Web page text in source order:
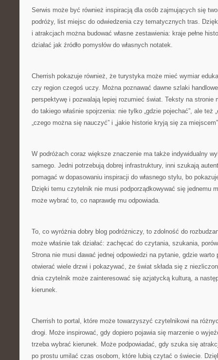
Serwis może być również inspiracją dla osób zajmujących się
podróży, list miejsc do odwiedzenia czy tematycznych tras.
i atrakcjach można budować własne zestawienia: kraje pełne
działać jak źródło pomysłów do własnych notatek.
Cherrish pokazuje również, że turystyka może mieć wymiar
czy region czegoś uczy. Można poznawać dawne szlaki
perspektywę i pozwalają lepiej rozumieć świat. Teksty na stronie
do takiego właśnie spojrzenia: nie tylko „gdzie pojechać”, ale też
„czego można się nauczyć” i „jakie historie kryją się za
W podróżach coraz większe znaczenie ma także indywidualny
samego. Jedni potrzebują dobrej infrastruktury, inni szukają
pomagać w dopasowaniu inspiracji do własnego stylu, bo
Dzięki temu czytelnik nie musi podporządkowywać się jednemu
może wybrać to, co naprawdę mu odpowiada.
To, co wyróżnia dobry blog podróżniczy, to zdolność do
może właśnie tak działać: zachęcać do czytania, szukania,
Strona nie musi dawać jednej odpowiedzi na pytanie, gdzie warto
otwierać wiele drzwi i pokazywać, że świat składa się z
dnia czytelnik może zainteresować się azjatycką kulturą, a
kierunek.
Cherrish to portal, które może towarzyszyć czytelnikowi na
drogi. Może inspirować, gdy dopiero pojawia się marzenie o
trzeba wybrać kierunek. Może podpowiadać, gdy szuka się
po prostu umilać czas osobom, które lubią czytać o świecie.